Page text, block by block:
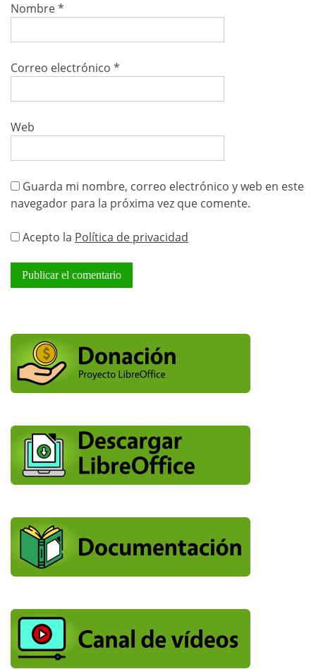
Nombre*
Correo electrónico *
Web
Guarda mi nombre, correo electrónico y web en este
navegador para la próxima vez que comente.
Acepto la Política de privacidad